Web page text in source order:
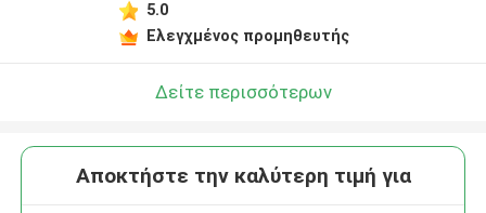
Αφήστε ένα μήνυμα
5.0
Ελεγχμένος προμηθευτής
Δείτε περισσότερων
Αποκτήστε την καλύτερη τιμή για